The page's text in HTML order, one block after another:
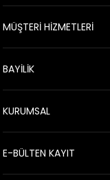
MÜŞTERİ HİZMETLERİ
BAYİLİK
KURUMSAL
E-BÜLTEN KAYIT